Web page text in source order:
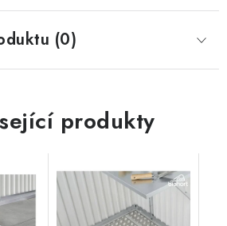
(0)
produkty